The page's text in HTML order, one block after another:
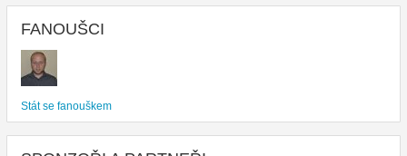
FANOUŠCI
Stát se fanouškem